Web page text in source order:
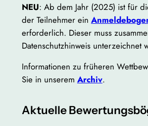
NEU: Ab dem Jahr (2025) ist für
der Teilnehmer ein
erforderlich. Dieser muss
Datenschutzhinweis unterzeichnet
Informationen zu früheren
Sie in unserem Archiv.
Aktuelle